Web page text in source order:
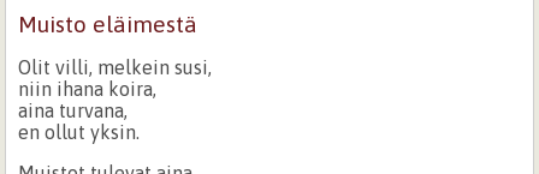
Muisto eläimestä
Olit villi, melkein susi,
niin ihana koira,
aina turvana,
en ollut yksin.